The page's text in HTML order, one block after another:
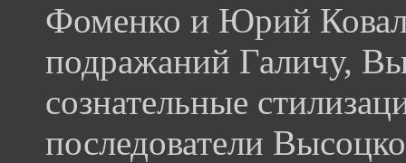
Фоменко и Юрий
подражаний Галичу,
сознательные
последователи